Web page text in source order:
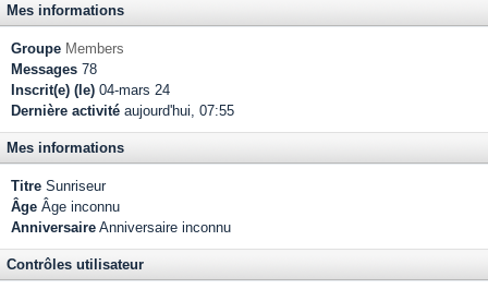
Mes informations
Groupe Members
Messages 78
Inscrit(e) (le) 04-mars 24
Dernière activité aujourd'hui, 07:55
Mes informations
Titre Sunriseur
Âge Âge inconnu
Anniversaire Anniversaire inconnu
Contrôles utilisateur